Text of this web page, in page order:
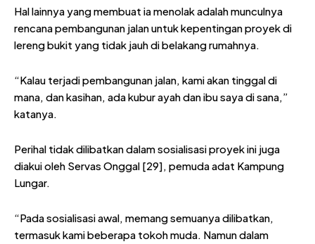
Hal lainnya yang membuat ia menolak adalah munculnya
rencana pembangunan jalan untuk kepentingan proyek di
lereng bukit yang tidak jauh di belakang rumahnya.
“Kalau terjadi pembangunan jalan, kami akan tinggal di
mana, dan kasihan, ada kubur ayah dan ibu saya di sana,”
katanya.
Perihal tidak dilibatkan dalam sosialisasi proyek ini juga
diakui oleh Servas Onggal [29], pemuda adat Kampung
Lungar.
“Pada sosialisasi awal, memang semuanya dilibatkan,
termasuk kami beberapa tokoh muda. Namun dalam